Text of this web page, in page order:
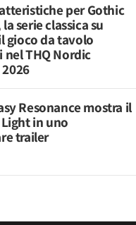
per Gothic
serie classica su
gioco da tavolo
THQ Nordic
Resonance mostra il
in uno
trailer